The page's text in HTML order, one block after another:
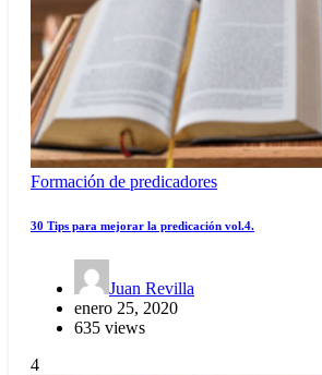
Formación de predicadores
30 Tips para mejorar la predicación vol.4.
Juan Revilla
enero 25, 2020
635 views
4